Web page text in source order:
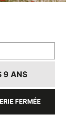
9 ANS
FERMÉE